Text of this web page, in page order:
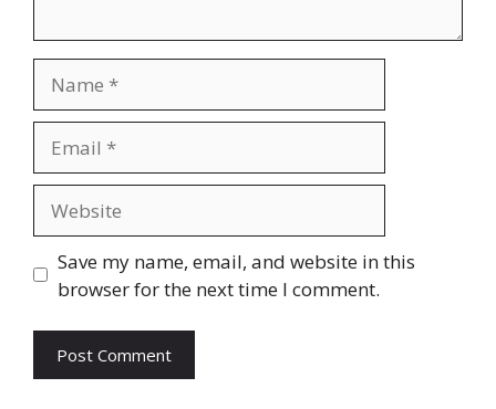
Save my name, email, and website in this
browser for the next time I comment.